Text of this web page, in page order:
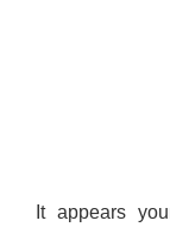
It appears